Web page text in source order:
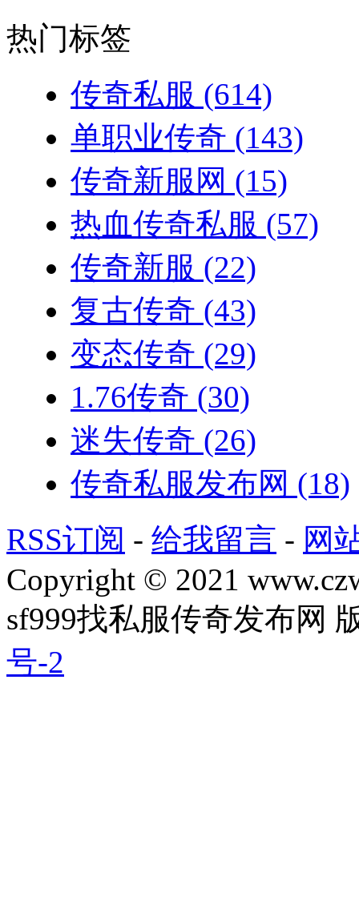
热门标签
传奇私服 (614)
单职业传奇 (143)
传奇新服网 (15)
热血传奇私服 (57)
传奇新服 (22)
复古传奇 (43)
变态传奇 (29)
1.76传奇 (30)
迷失传奇 (26)
传奇私服发布网 (18)
RSS订阅 - 给我留言 - 网
Copyright © 2021
sf999找私服传奇发布网
号-2